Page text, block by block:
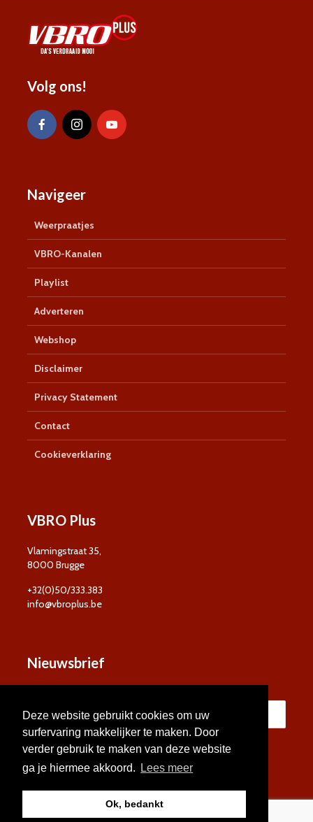
Deze website gebruikt cookies om uw
surfervaring makkelijker te maken. Door
verder gebruik te maken van deze website
ga je hiermee akkoord.
Lees meer
Ok, bedankt
Volg ons!
Navigeer
Weerpraatjes
VBRO-Kanalen
Playlist
Adverteren
Webshop
Disclaimer
Privacy Statement
Contact
Cookieverklaring
VBRO Plus
Vlamingstraat 35,
8000 Brugge
+32(0)50/333.383
info@vbroplus.be
Nieuwsbrief
© VBRO Plus 2026